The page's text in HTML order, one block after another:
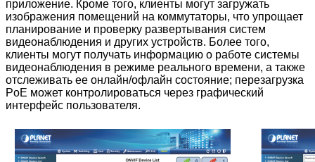
приложение. Кроме того, клиенты могут загружать
изображения помещений на коммутаторы, что упрощает
планирование и проверку развертывания систем
видеонаблюдения и других устройств. Более того,
клиенты могут получать информацию о работе системы
видеонаблюдения в режиме реального времени, а также
отслеживать ее онлайн/офлайн состояние; перезагрузка
PoE может контролироваться через графический
интерфейс пользователя.